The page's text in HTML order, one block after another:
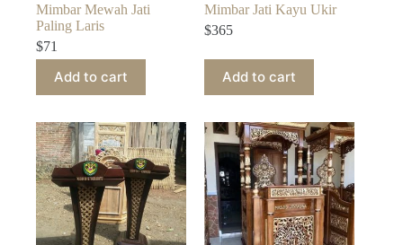
Mimbar Mewah Jati
Paling Laris
$71
Add to cart
Mimbar Jati Kayu Ukir
$365
Add to cart